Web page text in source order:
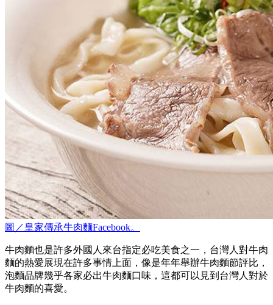
圖／皇家傳承牛肉麵Facebook。
牛肉麵也是許多外國人來台指定必吃美食之一，台灣人對牛肉
麵的熱愛展現在許多事情上面，像是年年舉辦牛肉麵節評比，
泡麵品牌幾乎各家必出牛肉麵口味，這都可以見到台灣人對於
牛肉麵的喜愛。